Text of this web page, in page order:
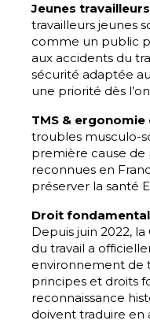
Jeunes
travailleurs jeunes
comme un public
aux accidents du
sécurité adaptée
une priorité dès
TMS &
troubles musculo-
première cause de
reconnues en
préserver la santé
Droit
Depuis juin 2022,
du travail a
environnement de
principes et droits
reconnaissance
doivent traduire en